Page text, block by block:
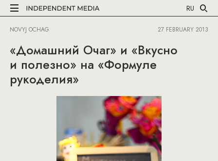
RU
NOVYJ OCHAG 27 FEBRUARY 2013
«Домашний Очаг» и «Вкусно
и полезно» на «Формуле
рукоделия»